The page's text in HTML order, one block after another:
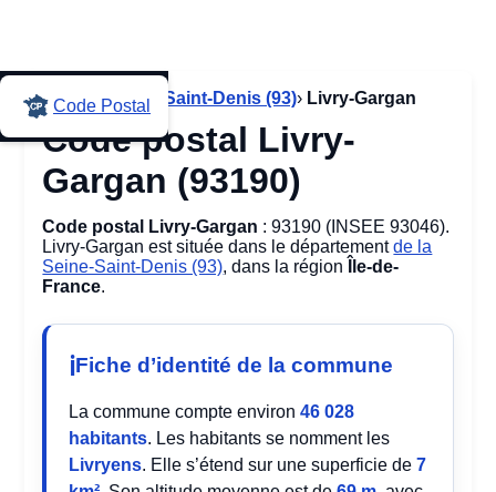
Code Postal
Accueil › Seine-Saint-Denis (93)› Livry-Gargan
Code postal Livry-
Gargan (93190)
Code postal Livry-Gargan : 93190 (INSEE 93046).
Livry-Gargan est située dans le départementde la
Seine-Saint-Denis (93), dans la région
Île-de-
France.
Fiche d’identité de la commune
La commune compte environ46 028
habitants. Les habitants se nomment les
Livryens. Elle s’étend sur une superficie de7